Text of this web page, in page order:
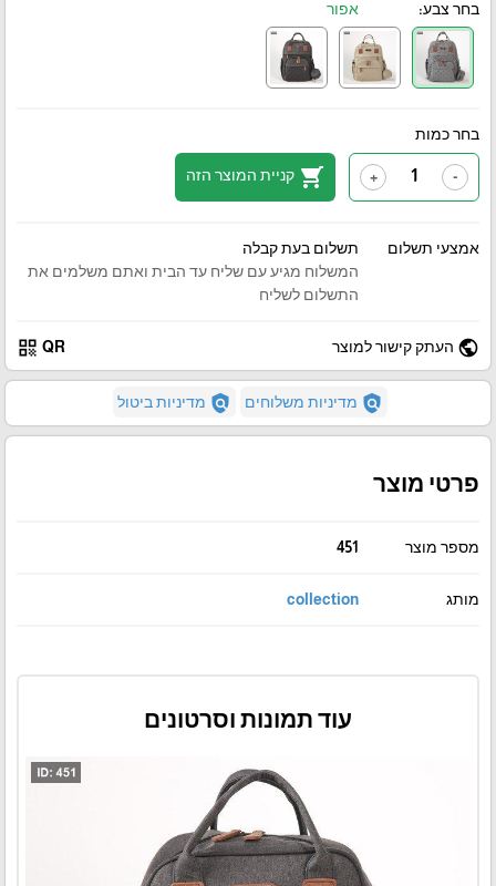
בחר צבע: אפור
בחר כמות
-
+
shopping_cart קניית המוצר הזה
אמצעי תשלום
תשלום בעת קבלה
המשלוח מגיע עם שליח עד הבית ואתם משלמים את
התשלום לשליח
public העתק קישור למוצר QR
qr_code
policy מדיניות משלוחים policy מדיניות ביטול
פרטי מוצר
מספר מוצר 451
מותג collection
עוד תמונות וסרטונים